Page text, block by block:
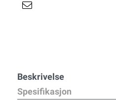
Beskrivelse
Spesifikasjon